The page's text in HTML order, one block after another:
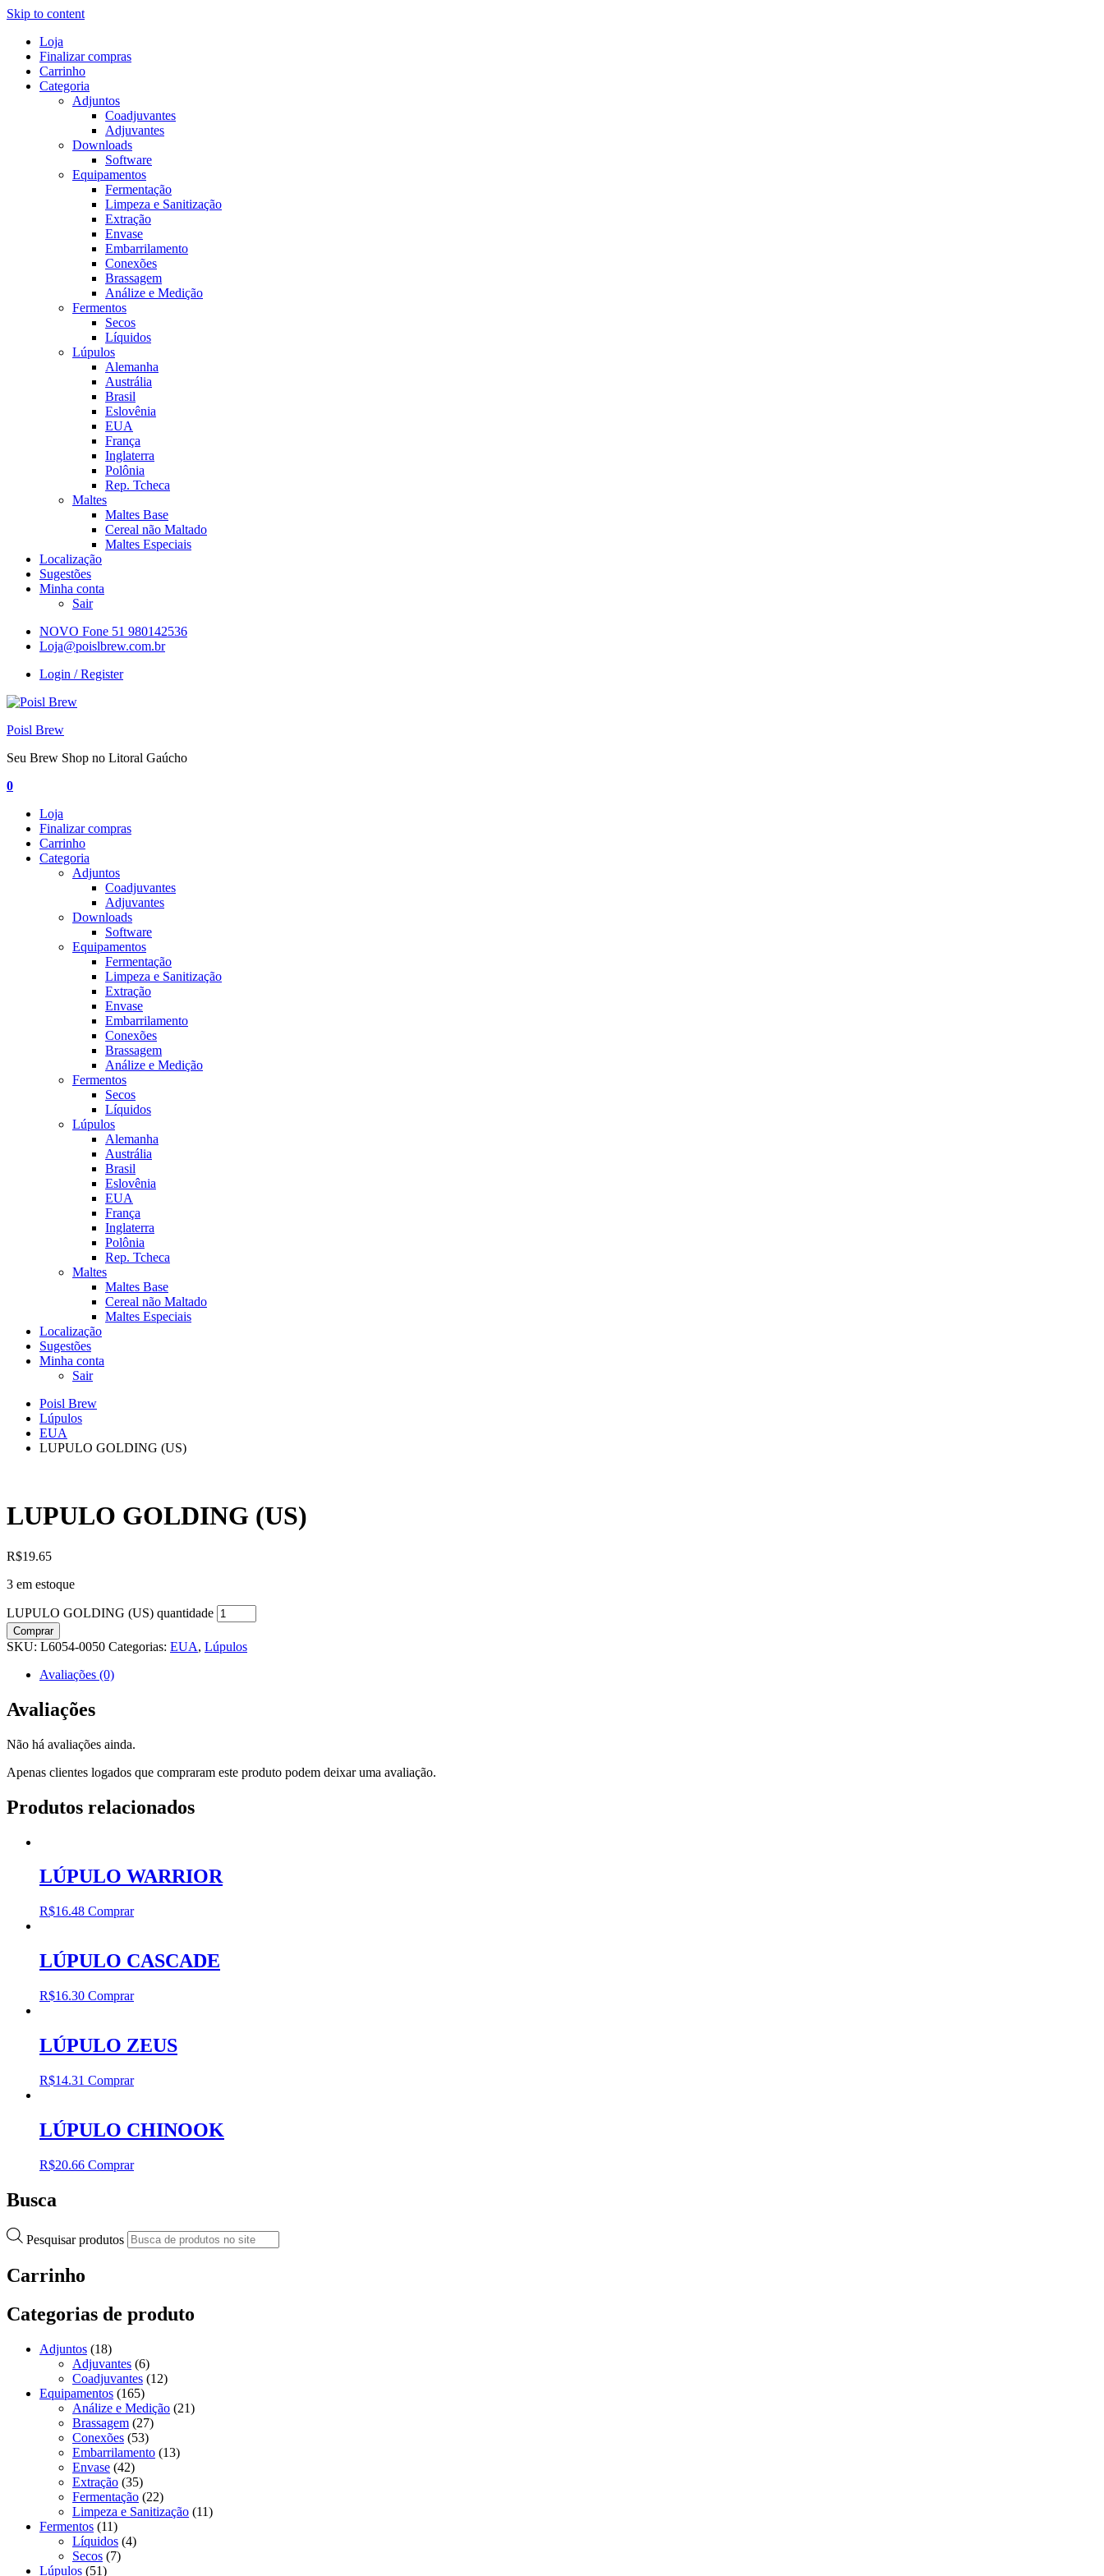
Skip to content
Loja
Finalizar compras
Carrinho
Categoria
Adjuntos
Coadjuvantes
Adjuvantes
Downloads
Software
Equipamentos
Fermentação
Limpeza e Sanitização
Extração
Envase
Embarrilamento
Conexões
Brassagem
Análize e Medição
Fermentos
Secos
Líquidos
Lúpulos
Alemanha
Austrália
Brasil
Eslovênia
EUA
França
Inglaterra
Polônia
Rep. Tcheca
Maltes
Maltes Base
Cereal não Maltado
Maltes Especiais
Localização
Sugestões
Minha conta
Sair
NOVO Fone 51 980142536
Loja@poislbrew.com.br
Login / Register
Poisl Brew
Seu Brew Shop no Litoral Gaúcho
0
Loja
Finalizar compras
Carrinho
Categoria
Adjuntos
Coadjuvantes
Adjuvantes
Downloads
Software
Equipamentos
Fermentação
Limpeza e Sanitização
Extração
Envase
Embarrilamento
Conexões
Brassagem
Análize e Medição
Fermentos
Secos
Líquidos
Lúpulos
Alemanha
Austrália
Brasil
Eslovênia
EUA
França
Inglaterra
Polônia
Rep. Tcheca
Maltes
Maltes Base
Cereal não Maltado
Maltes Especiais
Localização
Sugestões
Minha conta
Sair
Poisl Brew
Lúpulos
EUA
LUPULO GOLDING (US)
LUPULO GOLDING (US)
R$19.65
3 em estoque
LUPULO GOLDING (US) quantidade
Comprar
SKU: L6054-0050 Categorias: EUA, Lúpulos
Avaliações (0)
Avaliações
Não há avaliações ainda.
Apenas clientes logados que compraram este produto podem deixar uma avaliação.
Produtos relacionados
LÚPULO WARRIOR
R$16.48 Comprar
LÚPULO CASCADE
R$16.30 Comprar
LÚPULO ZEUS
R$14.31 Comprar
LÚPULO CHINOOK
R$20.66 Comprar
Busca
Pesquisar produtos
Carrinho
Categorias de produto
Adjuntos (18)
Adjuvantes (6)
Coadjuvantes (12)
Equipamentos (165)
Análize e Medição (21)
Brassagem (27)
Conexões (53)
Embarrilamento (13)
Envase (42)
Extração (35)
Fermentação (22)
Limpeza e Sanitização (11)
Fermentos (11)
Líquidos (4)
Secos (7)
Lúpulos (51)